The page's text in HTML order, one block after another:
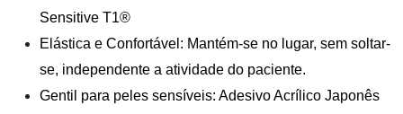
Sensitive T1®
Elástica e Confortável: Mantém-se no lugar, sem soltar-
se, independente a atividade do paciente.
Gentil para peles sensíveis: Adesivo Acrílico Japonês